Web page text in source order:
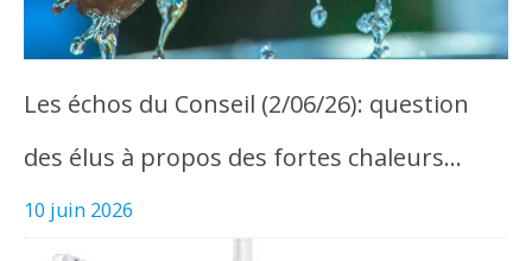
Les échos du Conseil (2/06/26): question
des élus à propos des fortes chaleurs…
10 juin 2026